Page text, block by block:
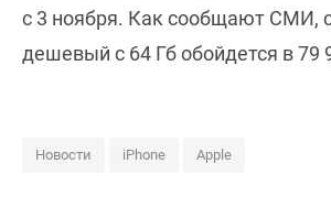
с 3 ноября. Как сообщают СМИ,
дешевый с 64 Гб обойдется в 79
Новости iPhone Apple